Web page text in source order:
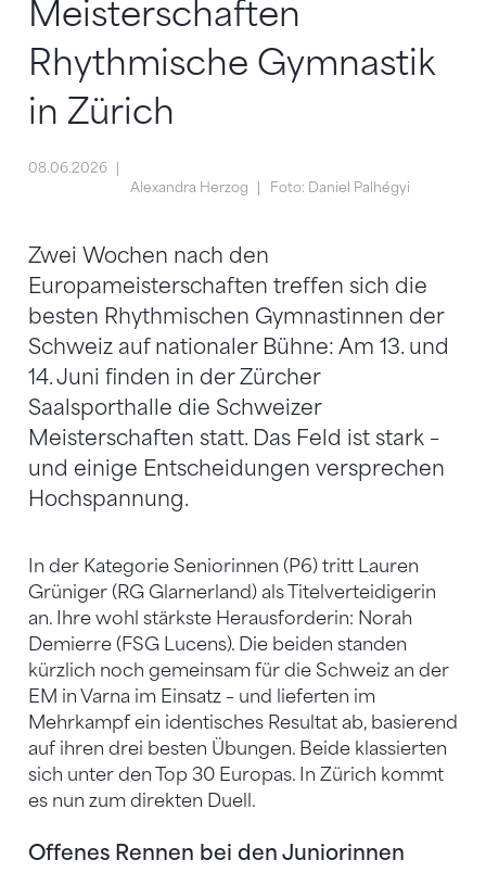
Meisterschaften
Rhythmische Gymnastik
in Zürich
08.06.2026
Alexandra Herzog
Foto: Daniel Palhégyi
Zwei Wochen nach den
Europameisterschaften treffen sich die
besten Rhythmischen Gymnastinnen der
Schweiz auf nationaler Bühne: Am 13. und
14. Juni finden in der Zürcher
Saalsporthalle die Schweizer
Meisterschaften statt. Das Feld ist stark –
und einige Entscheidungen versprechen
Hochspannung.
In der Kategorie Seniorinnen (P6) tritt Lauren
Grüniger (RG Glarnerland) als Titelverteidigerin
an. Ihre wohl stärkste Herausforderin: Norah
Demierre (FSG Lucens). Die beiden standen
kürzlich noch gemeinsam für die Schweiz an der
EM in Varna im Einsatz – und lieferten im
Mehrkampf ein identisches Resultat ab, basierend
auf ihren drei besten Übungen. Beide klassierten
sich unter den Top 30 Europas. In Zürich kommt
es nun zum direkten Duell.
Offenes Rennen bei den Juniorinnen